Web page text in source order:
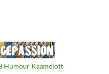
Humour Kaamelott